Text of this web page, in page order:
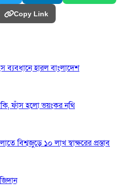
Copy Link
হারল বাংলাদেশ
ফাঁস হলো ভয়ংকর নথি
বিশ্বজুড়ে ১০ লাখ স্বাক্ষরের প্রস্তাব